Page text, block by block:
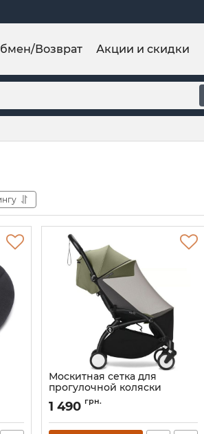
Возврат Акции и скидки
Москитная сетка для
прогулочной коляски
Stokke YOYO
Артикул:
1 490 грн.